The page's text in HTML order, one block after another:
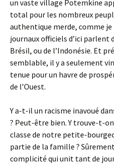
un vaste village Potemkine
total pour les nombreux
authentique merde, comme je
journaux officiels d’ici parlent
Brésil, ou de l’Indonésie. Et
semblable, il y a seulement
tenue pour un havre de
de l’Ouest.
Y a-t-il un racisme inavoué
? Peut-être bien. Y trouve-t-
classe de notre petite-
partie de la famille ?
complicité qui unit tant de